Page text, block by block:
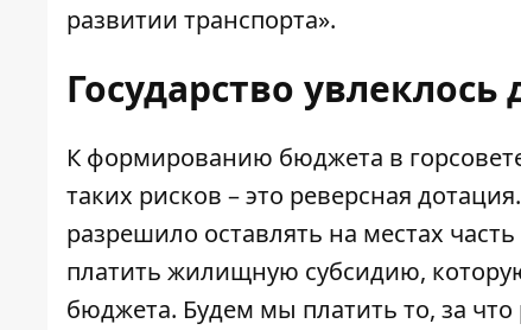
развитии транспорта».
Государство
К формированию бюджета в
таких рисков – это реверсная
разрешило оставлять на местах
платить жилищную субсидию,
бюджета. Будем мы платить то, за